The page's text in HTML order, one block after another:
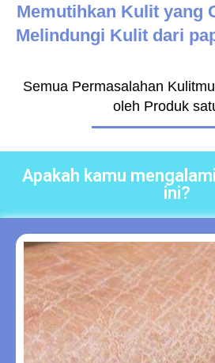
Memutihkan Kulit yang
Melindungi Kulit dari
Semua Permasalahan
oleh Produk
Apakah kamu
ini?